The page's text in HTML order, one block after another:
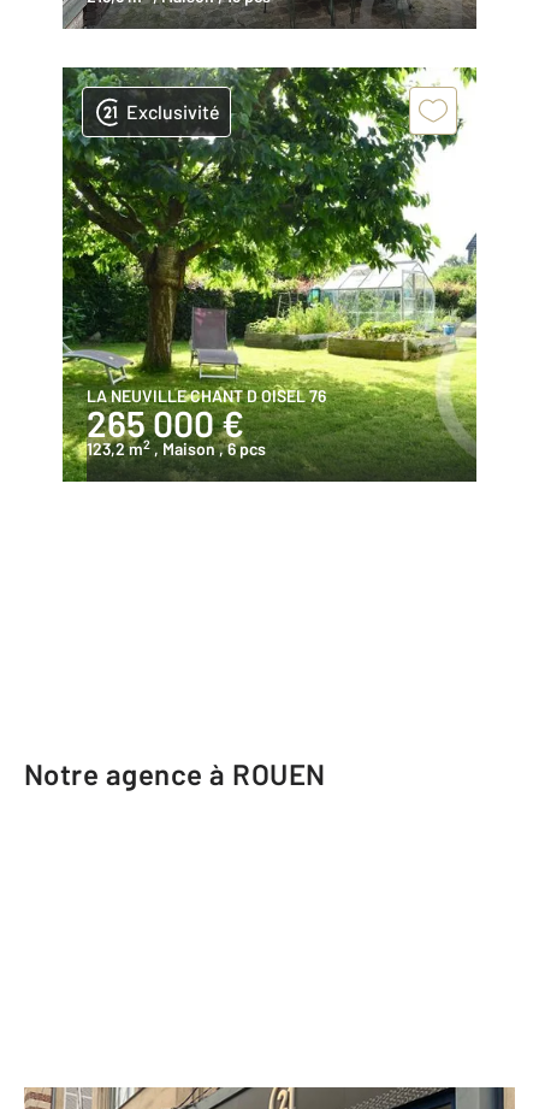
Exclusivité
LA NEUVILLE CHANT D OISEL 76
265 000 €
123,2 m2 , Maison, 6 pcs
Notre agence à ROUEN